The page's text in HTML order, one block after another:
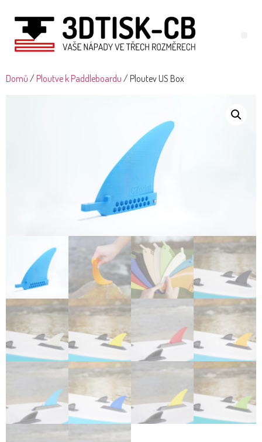
Domů / Ploutve k Paddleboardu / Ploutev US Box